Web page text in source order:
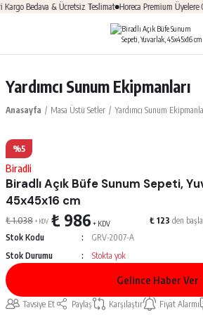
Bedava & Ücretsiz Teslimat Horeca Premium Üyelere
Yardımcı Sunum Ekipmanları
Anasayfa Masa Üstü Setler Yardımcı Sunum
%5
Biradli
Biradlı Açık Büfe Sunum Sepeti,
45x45x16 cm
₺ 1.038 + KDV ₺ 986 + KDV ₺ 123 den
Stok Kodu
GRV-2007-A
Stok Durumu
Stokta yok
Gelince Haber Ver
Tavsiye Et Paylaş Karşılaştır Fiyat Alarmı